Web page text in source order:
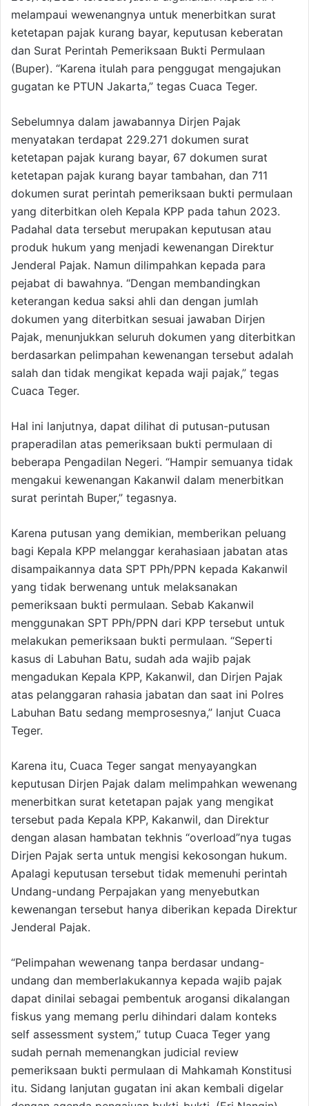
melampaui wewenangnya untuk menerbitkan surat
ketetapan pajak kurang bayar, keputusan keberatan
dan Surat Perintah Pemeriksaan Bukti Permulaan
(Buper). “Karena itulah para penggugat mengajukan
gugatan ke PTUN Jakarta,” tegas Cuaca Teger.
Sebelumnya dalam jawabannya Dirjen Pajak
menyatakan terdapat 229.271 dokumen surat
ketetapan pajak kurang bayar, 67 dokumen surat
ketetapan pajak kurang bayar tambahan, dan 711
dokumen surat perintah pemeriksaan bukti permulaan
yang diterbitkan oleh Kepala KPP pada tahun 2023.
Padahal data tersebut merupakan keputusan atau
produk hukum yang menjadi kewenangan Direktur
Jenderal Pajak. Namun dilimpahkan kepada para
pejabat di bawahnya. “Dengan membandingkan
keterangan kedua saksi ahli dan dengan jumlah
dokumen yang diterbitkan sesuai jawaban Dirjen
Pajak, menunjukkan seluruh dokumen yang diterbitkan
berdasarkan pelimpahan kewenangan tersebut adalah
salah dan tidak mengikat kepada waji pajak,” tegas
Cuaca Teger.
Hal ini lanjutnya, dapat dilihat di putusan-putusan
praperadilan atas pemeriksaan bukti permulaan di
beberapa Pengadilan Negeri. “Hampir semuanya tidak
mengakui kewenangan Kakanwil dalam menerbitkan
surat perintah Buper,” tegasnya.
Karena putusan yang demikian, memberikan peluang
bagi Kepala KPP melanggar kerahasiaan jabatan atas
disampaikannya data SPT PPh/PPN kepada Kakanwil
yang tidak berwenang untuk melaksanakan
pemeriksaan bukti permulaan. Sebab Kakanwil
menggunakan SPT PPh/PPN dari KPP tersebut untuk
melakukan pemeriksaan bukti permulaan. “Seperti
kasus di Labuhan Batu, sudah ada wajib pajak
mengadukan Kepala KPP, Kakanwil, dan Dirjen Pajak
atas pelanggaran rahasia jabatan dan saat ini Polres
Labuhan Batu sedang memprosesnya,” lanjut Cuaca
Teger.
Karena itu, Cuaca Teger sangat menyayangkan
keputusan Dirjen Pajak dalam melimpahkan wewenang
menerbitkan surat ketetapan pajak yang mengikat
tersebut pada Kepala KPP, Kakanwil, dan Direktur
dengan alasan hambatan tekhnis “overload”nya tugas
Dirjen Pajak serta untuk mengisi kekosongan hukum.
Apalagi keputusan tersebut tidak memenuhi perintah
Undang-undang Perpajakan yang menyebutkan
kewenangan tersebut hanya diberikan kepada Direktur
Jenderal Pajak.
“Pelimpahan wewenang tanpa berdasar undang-
undang dan memberlakukannya kepada wajib pajak
dapat dinilai sebagai pembentuk arogansi dikalangan
fiskus yang memang perlu dihindari dalam konteks
self assessment system,” tutup Cuaca Teger yang
sudah pernah memenangkan judicial review
pemeriksaan bukti permulaan di Mahkamah Konstitusi
itu. Sidang lanjutan gugatan ini akan kembali digelar